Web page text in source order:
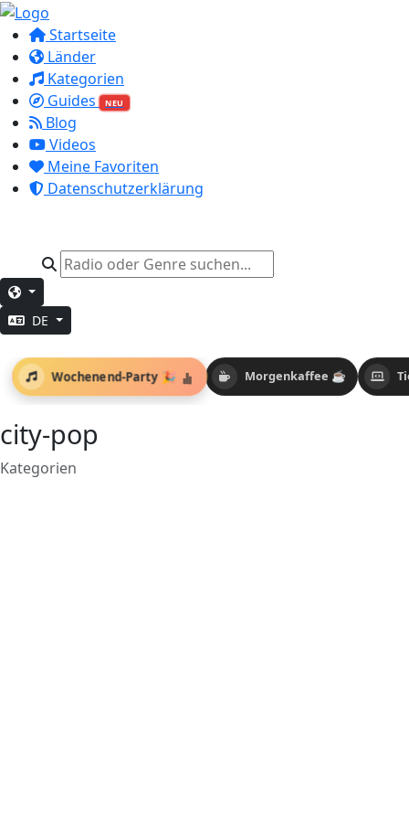
Startseite
Länder
Kategorien
Guides
NEU
Blog
Videos
Meine Favoriten
Datenschutzerklärung
DE
Morgenkaffee ☕
Wochenend-Party 🎉
city-pop
Kategorien